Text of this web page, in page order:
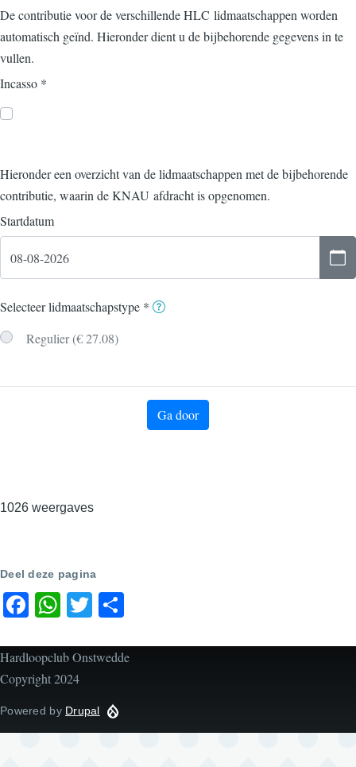
De contributie voor de verschillende HLC lidmaatschappen worden
automatisch geïnd. Hieronder dient u de bijbehorende gegevens in te
vullen.
Incasso *
Hieronder een overzicht van de lidmaatschappen met de bijbehorende
contributie, waarin de KNAU afdracht is opgenomen.
Startdatum
Selecteer lidmaatschapstype *
Regulier (€ 27.08)
Ga door
1026 weergaves
Deel deze pagina
Facebook
WhatsApp
Twitter
Hardloopclub Onstwedde
Copyright 2024
Powered by Drupal